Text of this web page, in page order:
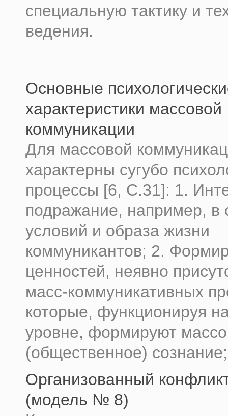
специальную тактику и
ведения.
Основные
характеристики массовой
коммуникации
Для массовой
характерны сугубо
процессы [6, С.31]: 1.
подражание, например, в
условий и образа жизни
коммуникантов; 2.
ценностей, неявно
масс-коммуникативных
которые, функционируя
уровне, формируют
(общественное)
Организованный
(модель № 8)